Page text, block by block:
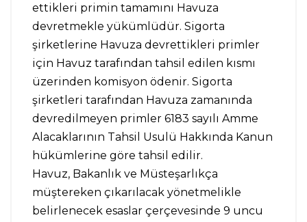
ettikleri primin tamamını Havuza
devretmekle yükümlüdür. Sigorta
şirketlerine Havuza devrettikleri primler
için Havuz tarafından tahsil edilen kısmı
üzerinden komisyon ödenir. Sigorta
şirketleri tarafından Havuza zamanında
devredilmeyen primler 6183 sayılı Amme
Alacaklarının Tahsil Usulü Hakkında Kanun
hükümlerine göre tahsil edilir.
Havuz, Bakanlık ve Müsteşarlıkça
müştereken çıkarılacak yönetmelikle
belirlenecek esaslar çerçevesinde 9 uncu